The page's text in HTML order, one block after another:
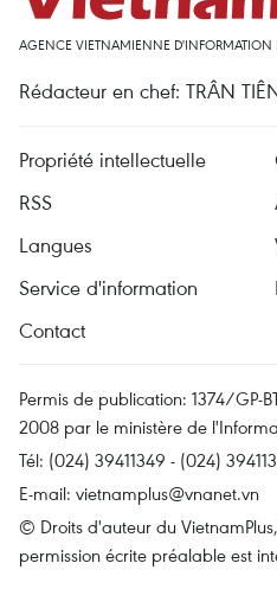
AGENCE VIETNAMIENNE D'INFORMATION
Rédacteur en chef: TRÂN
Propriété intellectuelle
RSS
Langues
Service d'information
Contact
Permis de publication: 1374/GP-
2008 par le ministère de
Tél: (024) 39411349 - (024)
E-mail: vietnamplus@vnanet.vn
© Droits d'auteur du
permission écrite préalable est